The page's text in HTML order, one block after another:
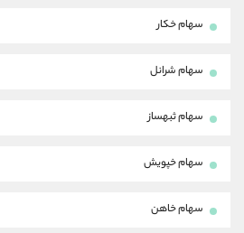
سهام خکار
سهام شرانل
سهام ثبهساز
سهام خپویش
سهام خاهن